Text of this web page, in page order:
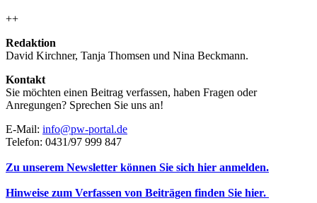
++
Redaktion
David Kirchner, Tanja Thomsen und Nina Beckmann.
Kontakt
Sie möchten einen Beitrag verfassen, haben Fragen oder
Anregungen? Sprechen Sie uns an!
E-Mail: info@pw-portal.de
Telefon: 0431/97 999 847
Zu unserem Newsletter können Sie sich hier anmelden.
Hinweise zum Verfassen von Beiträgen finden Sie hier.